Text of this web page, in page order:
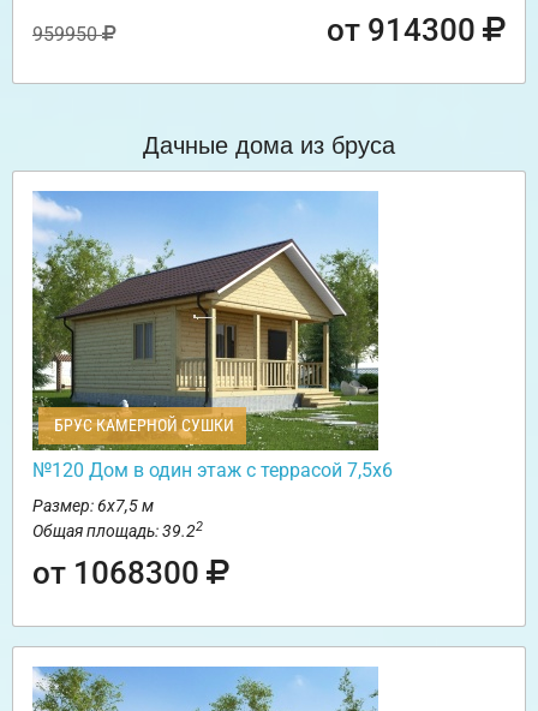
959950 от 914300
Дачные дома из бруса
БРУС КАМЕРНОЙ СУШКИ
№120 Дом в один этаж с террасой 7,5х6
Размер: 6х7,5 м
Общая площадь: 39.22
от 1068300